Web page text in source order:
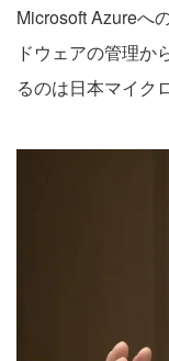
Microsoft Azureへ
ドウェアの管理か
るのは日本マイク